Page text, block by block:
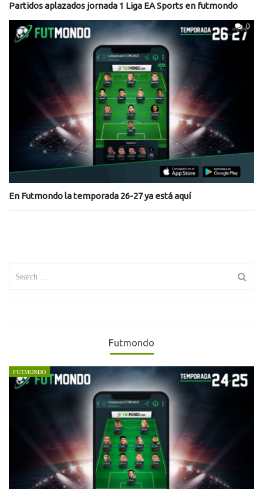
Partidos aplazados jornada 1 Liga EA Sports en futmondo
0
En Futmondo la temporada 26-27 ya está aquí
Futmondo
FUTMONDO